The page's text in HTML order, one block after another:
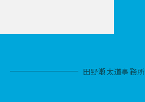
田野瀬太道事務所